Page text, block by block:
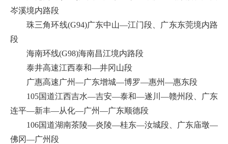
岑溪境内路段
珠三角环线(G94)广东中山—江门段、广东东莞境内路
段
海南环线(G98)海南昌江境内路段
泰井高速江西泰和—井冈山段
广惠高速广州—广东增城—博罗—惠州—惠东段
105国道江西吉水—吉安—泰和—遂川—赣州段、广东
连平—新丰—从化—广州—广东顺德段
106国道湖南茶陵—炎陵—桂东—汝城段、广东庙墩—
佛冈—广州段